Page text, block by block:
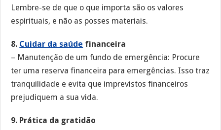
Lembre-se de que o que importa são os valores
espirituais, e não as posses materiais.
8. Cuidar da saúde financeira
– Manutenção de um fundo de emergência: Procure
ter uma reserva financeira para emergências. Isso traz
tranquilidade e evita que imprevistos financeiros
prejudiquem a sua vida.
9. Prática da gratidão